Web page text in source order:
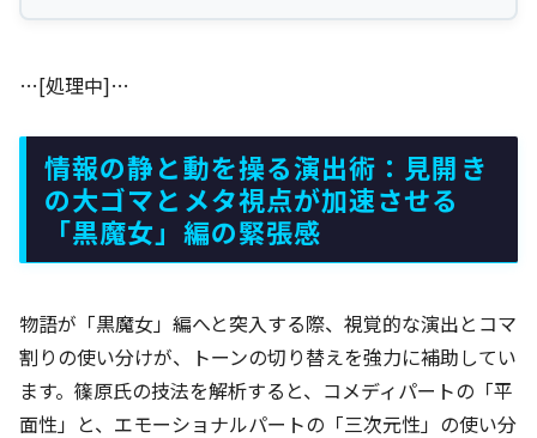
…[処理中]…
情報の静と動を操る演出術：見開き
の大ゴマとメタ視点が加速させる
「黒魔女」編の緊張感
物語が「黒魔女」編へと突入する際、視覚的な演出とコマ
割りの使い分けが、トーンの切り替えを強力に補助してい
ます。篠原氏の技法を解析すると、コメディパートの「平
面性」と、エモーショナルパートの「三次元性」の使い分